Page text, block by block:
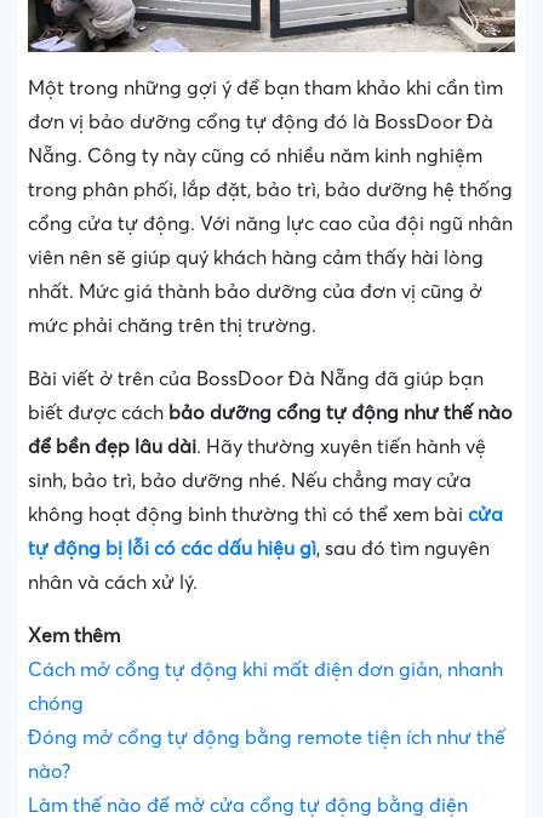
Một trong những gợi ý để bạn tham khảo khi cần tìm
đơn vị bảo dưỡng cổng tự động đó là BossDoor Đà
Nẵng. Công ty này cũng có nhiều năm kinh nghiệm
trong phân phối, lắp đặt, bảo trì, bảo dưỡng hệ thống
cổng cửa tự động. Với năng lực cao của đội ngũ nhân
viên nên sẽ giúp quý khách hàng cảm thấy hài lòng
nhất. Mức giá thành bảo dưỡng của đơn vị cũng ở
mức phải chăng trên thị trường.
Bài viết ở trên của BossDoor Đà Nẵng đã giúp bạn
biết được cách bảo dưỡng cổng tự động như thế nào
để bền đẹp lâu dài. Hãy thường xuyên tiến hành vệ
sinh, bảo trì, bảo dưỡng nhé. Nếu chẳng may cửa
không hoạt động bình thường thì có thể xem bài cửa
tự động bị lỗi có các dấu hiệu gì, sau đó tìm nguyên
nhân và cách xử lý.
Xem thêm
Cách mở cổng tự động khi mất điện đơn giản, nhanh
chóng
Đóng mở cổng tự động bằng remote tiện ích như thế
nào?
Làm thế nào để mở cửa cổng tự động bằng điện